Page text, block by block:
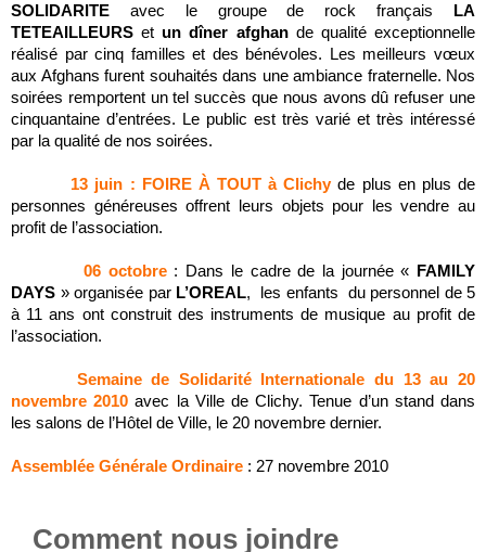
SOLIDARITE avec le groupe de rock français
LA
TETEAILLEURSet un dîner afghande qualité exceptionnelle
réalisé par cinq familles et des bénévoles. Les meilleurs vœux
aux Afghans furent souhaités dans une ambiance fraternelle. Nos
soirées remportent un tel succès que nous avons dû refuser une
cinquantaine d’entrées. Le public est très varié et très intéressé
par la qualité de nos soirées.
13 juin : FOIRE À TOUT à Clichyde plus en plus de
personnes généreuses offrent leurs objets pour les vendre au
profit de l’association.
06 octobre : Dans le cadre de la journée « FAMILY
DAYS » organisée parL’OREAL, les enfants du personnel de 5
à 11 ans ont construit des instruments de musique au profit de
l’association.
Semaine de Solidarité Internationale du 13 au 20
novembre 2010 avec la Ville de Clichy. Tenue d’un stand dans
les salons de l’Hôtel de Ville, le 20 novembre dernier.
Assemblée Générale Ordinaire : 27 novembre 2010
Comment nous joindre